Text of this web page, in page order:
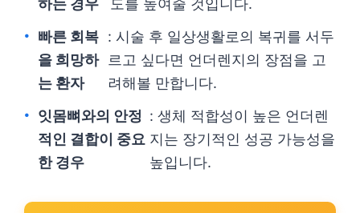
하는 경우
도를 높여줄 것입니다.
빠른 회복
을 희망하
는 환자
: 시술 후 일상생활로의 복귀를 서두
르고 싶다면 언더렌지의 장점을 고
려해볼 만합니다.
잇몸뼈와의 안정
적인 결합이 중요
한 경우
: 생체 적합성이 높은 언더렌
지는 장기적인 성공 가능성을
높입니다.